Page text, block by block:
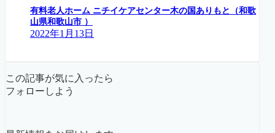
有料老人ホーム ニチイケアセンター木の国ありもと（和歌
山県和歌山市 ）
2022年1月13日
この記事が気に入ったら
フォローしよう